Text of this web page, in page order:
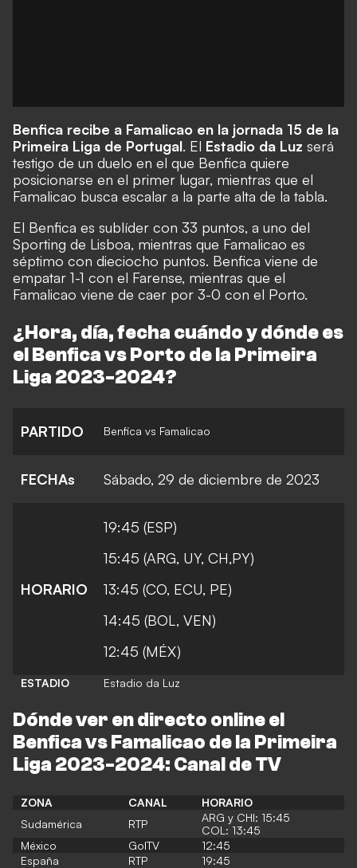
Benfica recibe a Famalicao en la jornada 15 de la
Primeira Liga de Portugal. El Estadio da Luz será
testigo de un duelo en el que Benfica quiere
posicionarse en el primer lugar, mientras que el
Famalicao busca escalar a la parte alta de la tabla.
El Benfica es sublíder con 33 puntos, a uno del
Sporting de Lisboa, mientras que Famalicao es
séptimo con dieciocho puntos. Benfica viene de
empatar 1-1 con el Farense, mientras que el
Famalicao viene de caer por 3-0 con el Porto.
¿Hora, día, fecha cuándo y dónde es
el Benfica vs Porto de la Primeira
Liga 2023-2024?
PARTIDO Benfica vs Famalicao
FECHAs Sábado, 29 de diciembre de 2023
HORARIO
19:45 (ESP)
15:45 (ARG, UY, CH,PY)
13:45 (CO, ECU, PE)
14:45 (BOL, VEN)
12:45 (MÉX)
ESTADIO Estadio da Luz
Dónde ver en directo online el
Benfica vs Famalicao de la Primeira
Liga 2023-2024: Canal de TV
ZONA CANAL
HORARIO
Sudamérica
RTP
ARG y CHI: 15:45
COL: 13:45
México
GolTV
12:45
España
RTP 19:45